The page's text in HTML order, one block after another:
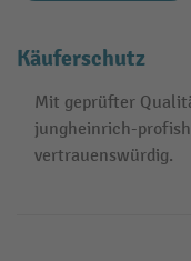
Käuferschutz
Mit geprüfter
jungheinrich-
vertrauenswürdig.